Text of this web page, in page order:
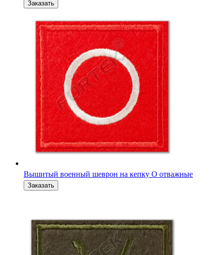
Вышитый военный шеврон-флажок V полевой 6 x 4 см